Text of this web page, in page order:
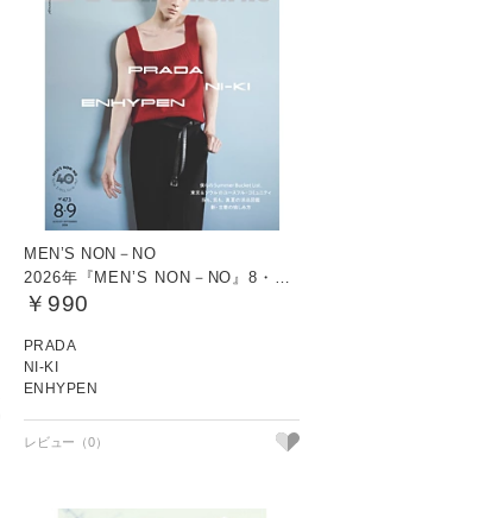
MEN’S NON－NO
2026年『MEN’S NON－NO』8・9月号
￥990
PRADA
NI-KI
ENHYPEN